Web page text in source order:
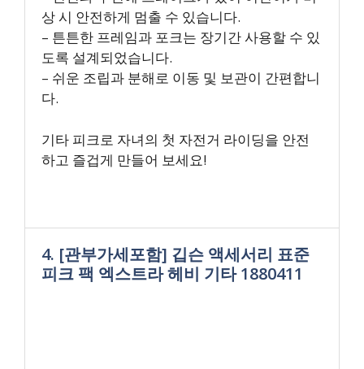
상 시 안전하게 멈출 수 있습니다.
– 튼튼한 프레임과 포크는 장기간 사용할 수 있
도록 설계되었습니다.
– 쉬운 조립과 분해로 이동 및 보관이 간편합니
다.
기타 피크로 자녀의 첫 자전거 라이딩을 안전
하고 즐겁게 만들어 보세요!
4. [관부가세포함] 깁슨 액세서리 표준
피크 팩 엑스트라 헤비 기타 1880411